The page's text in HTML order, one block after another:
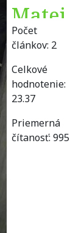
Matej
Bista
Počet
článkov: 2
Celkové
hodnotenie:
23.37
Priemerná
čítanosť:995